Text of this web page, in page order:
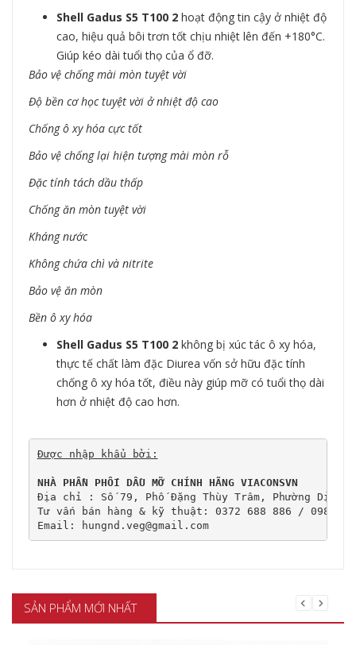
Shell Gadus S5 T100 2 hoạt động tin cậy ở nhiệt độ
cao, hiệu quả bôi trơn tốt chịu nhiệt lên đến +180°C.
Giúp kéo dài tuổi thọ của ổ đỡ.
Bảo vệ chống mài mòn tuyệt vời
Độ bền cơ học tuyệt vời ở nhiệt độ cao
Chống ô xy hóa cực tốt
Bảo vệ chống lại hiện tượng mài mòn rỗ
Đặc tính tách dầu thấp
Chống ăn mòn tuyệt vời
Kháng nước
Không chứa chì và nitrite
Bảo vệ ăn mòn
Bền ô xy hóa
Shell Gadus S5 T100 2 không bị xúc tác ô xy hóa,
thực tế chất làm đặc Diurea vốn sở hữu đặc tính
chống ô xy hóa tốt, điều này giúp mỡ có tuổi thọ dài
hơn ở nhiệt độ cao hơn.
Được nhập khẩu bởi:
NHÀ PHẦN PHỐI DẦU MỠ CHÍNH HÃNG VIACONSVN
Địa chỉ : Số 79, Phố Đặng Thùy Trâm, Phường Dịch
Tư vấn bán hàng & kỹ thuật: 0372 688 886 / 0989
Email: hungnd.veg@gmail.com
SẢN PHẨM MỚI NHẤT